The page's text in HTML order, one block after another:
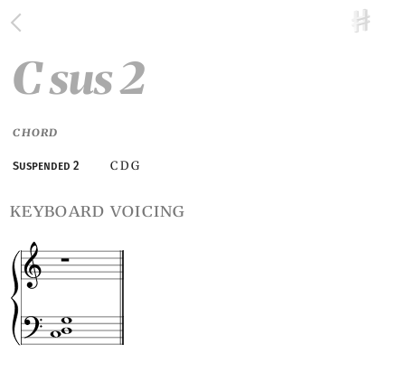
C sus 2
CHORD
Suspended 2 C D G
keyboard voicing